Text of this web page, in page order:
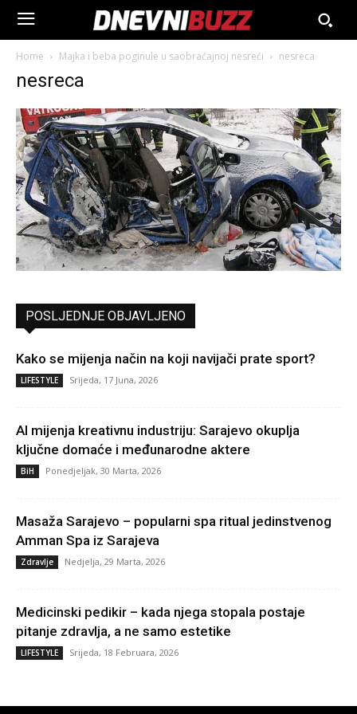
Home Majka i beba poginule u saobraćajnoj nesreći nesreca
nesreca
POSLJEDNJE OBJAVLJENO
Kako se mijenja način na koji navijači prate sport?
LIFESTYLE Srijeda, 17 Juna, 2026
AI mijenja kreativnu industriju: Sarajevo okuplja
ključne domaće i međunarodne aktere
BiH Ponedjeljak, 30 Marta, 2026
Masaža Sarajevo – popularni spa ritual jedinstvenog
Amman Spa iz Sarajeva
Zdravlje Nedjelja, 29 Marta, 2026
Medicinski pedikir – kada njega stopala postaje
pitanje zdravlja, a ne samo estetike
LIFESTYLE Srijeda, 18 Februara, 2026